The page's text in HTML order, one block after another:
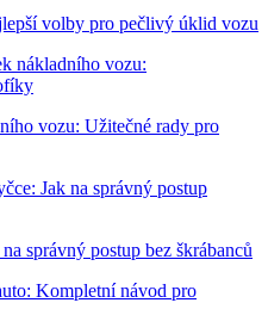
volby pro pečlivý úklid vozu
vozu: Užitečné rady pro
správný postup bez škrábanců